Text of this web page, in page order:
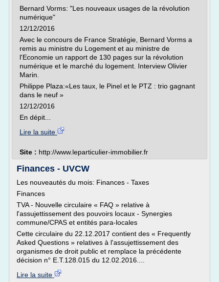
Bernard Vorms: "Les nouveaux usages de la révolution
numérique"
12/12/2016
Avec le concours de France Stratégie, Bernard Vorms a
remis au ministre du Logement et au ministre de
l'Economie un rapport de 130 pages sur la révolution
numérique et le marché du logement. Interview Olivier
Marin.
Philippe Plaza:«Les taux, le Pinel et le PTZ : trio gagnant
dans le neuf »
12/12/2016
En dépit...
Lire la suite
Site : http://www.leparticulier-immobilier.fr
Finances - UVCW
Les nouveautés du mois: Finances - Taxes
Finances
TVA - Nouvelle circulaire « FAQ » relative à
l'assujettissement des pouvoirs locaux - Synergies
commune/CPAS et entités para-locales
Cette circulaire du 22.12.2017 contient des « Frequently
Asked Questions » relatives à l'assujettissement des
organismes de droit public et remplace la précédente
décision n° E.T.128.015 du 12.02.2016....
Lire la suite